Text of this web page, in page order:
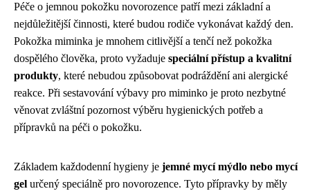
Péče o jemnou pokožku novorozence patří mezi základní a
nejdůležitější činnosti, které budou rodiče vykonávat každý den.
Pokožka miminka je mnohem citlivější a tenčí než pokožka
dospělého člověka, proto vyžaduje speciální přístup a kvalitní
produkty, které nebudou způsobovat podráždění ani alergické
reakce. Při sestavování výbavy pro miminko je proto nezbytné
věnovat zvláštní pozornost výběru hygienických potřeb a
přípravků na péči o pokožku.
Základem každodenní hygieny je jemné mycí mýdlo nebo mycí
gel určený speciálně pro novorozence. Tyto přípravky by měly